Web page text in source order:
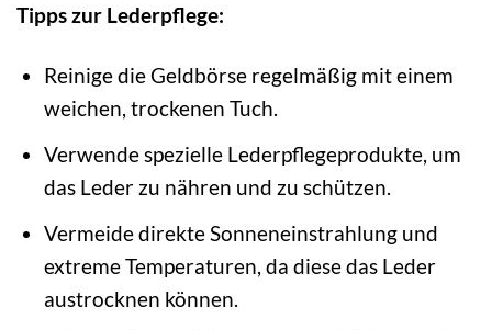
Tipps zur Lederpflege:
Reinige die Geldbörse regelmäßig mit einem
weichen, trockenen Tuch.
Verwende spezielle Lederpflegeprodukte, um
das Leder zu nähren und zu schützen.
Vermeide direkte Sonneneinstrahlung und
extreme Temperaturen, da diese das Leder
austrocknen können.